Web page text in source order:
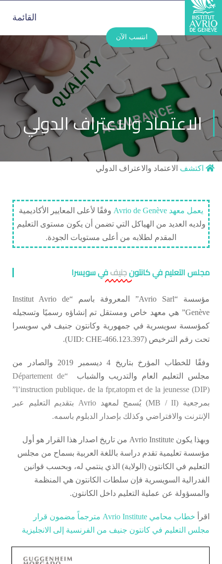
انتسب الآن
القائمة
الاعتماد والاعتراف الدولي
اكتشف الاعتماد والاعتراف الدولي
يعمل معهد Avrio de Genève
وفقًا لأعلى المعايير الأكاديمية
ولديه العديد من الهياكل التي تضمن أن يكون مستوى التعليم
المقدم لطلابه من أعلى مستويات الجودة.
مجلس التعليم في كانتونجنيففي سويسرا
مؤسسة “Avrio Sarl” المعروفة باسم “Institut Avrio de
Genève” هي معهد خاص ومستقل تم إنشاؤه رسميًا وتسجيله
كمؤسسة سويسرية في جمهورية وكانتون جنيف في سويسرا
تحت رقم الترخيص (UID: CHE-466.123.397).
وفقًا للخطاب المؤرخ بتاريخ 4 ديسمبر 2019 والصادر من
مجلس التعليم العام والتدريب والشباب
“Département de
l’instruction publique، de la fpr,atopm et de la jeunesse (DIP)”
بمرجعية (MB / II)
يُسمح لمعهد Avrio بتقديم التعليم عبر
الإنترنت والافتراضي وكذلك بإصدار الدبلوم باسمه.
وبهذا يكون Avrio Institute من تاريخ اصدار هذا القرار هو أول
مؤسسة تعليمية تقدم دراسة باللغة العربية بسماح من مجلس
التعليم في الكانتون (الولاية) الذي ينتمي له، وبحسب قوانين
الفدرالية السويسرية فإن سلطات الكانتون هي المنظمة
والمسؤولة عن عملية التعليم داخل الكانتون.
اقرأ
خطاب محامي Avrio Institute مترجماً مضمون قرار
مجلس التعليم في كانتون جنيف من الفرنسية إلى الانجليزية